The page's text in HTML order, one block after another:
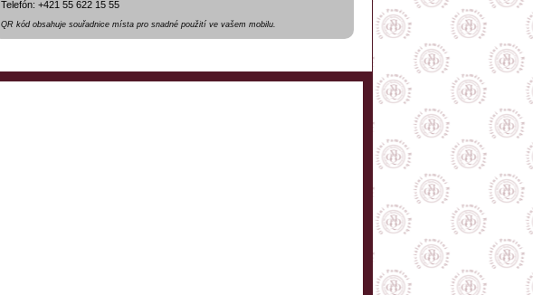
Telefón: +421 55 622 15 55
QR kód obsahuje souřadnice místa pro snadné použití ve vašem mobilu.